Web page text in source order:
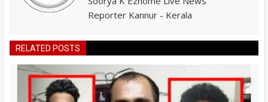
Reporter Kannur - Kerala
RELATED POSTS